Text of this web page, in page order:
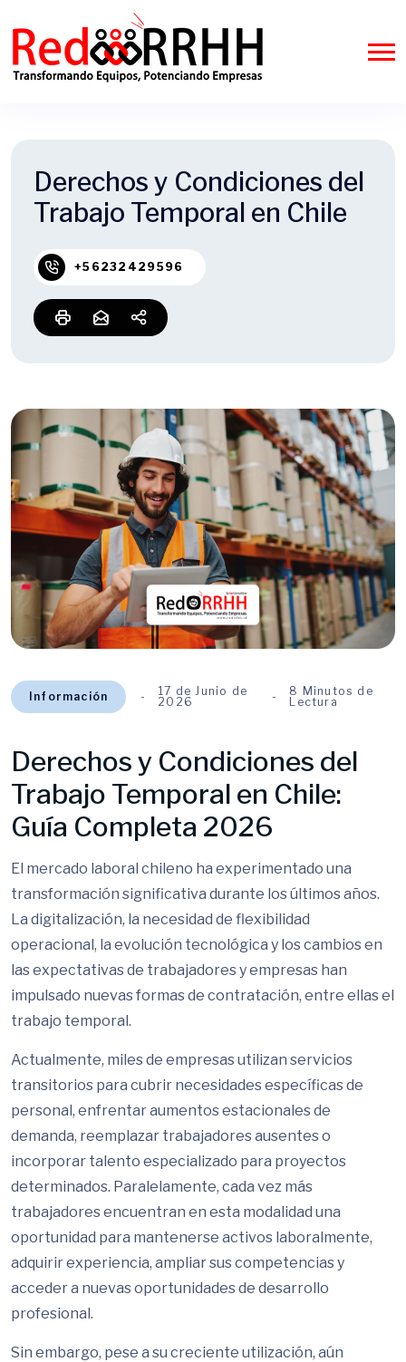
Derechos y Condiciones del
Trabajo Temporal en Chile
+56232429596
Información
17 de Junio de
2026
8 Minutos de
Lectura
Derechos y Condiciones del
Trabajo Temporal en Chile:
Guía Completa 2026
El mercado laboral chileno ha experimentado una
transformación significativa durante los últimos años.
La digitalización, la necesidad de flexibilidad
operacional, la evolución tecnológica y los cambios en
las expectativas de trabajadores y empresas han
impulsado nuevas formas de contratación, entre ellas el
trabajo temporal.
Actualmente, miles de empresas utilizan servicios
transitorios para cubrir necesidades específicas de
personal, enfrentar aumentos estacionales de
demanda, reemplazar trabajadores ausentes o
incorporar talento especializado para proyectos
determinados. Paralelamente, cada vez más
trabajadores encuentran en esta modalidad una
oportunidad para mantenerse activos laboralmente,
adquirir experiencia, ampliar sus competencias y
acceder a nuevas oportunidades de desarrollo
profesional.
Sin embargo, pese a su creciente utilización, aún